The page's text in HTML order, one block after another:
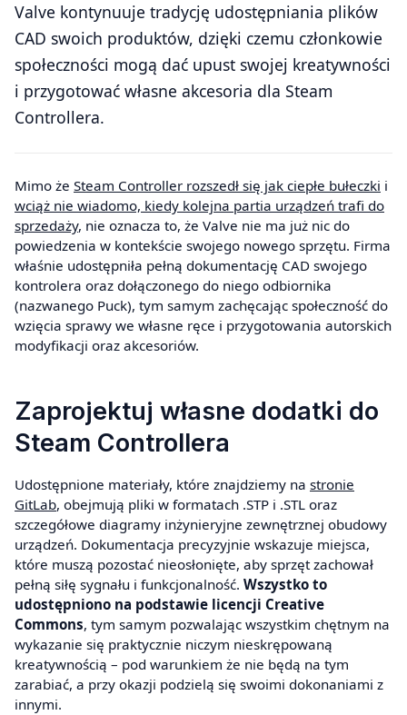
Valve kontynuuje tradycję udostępniania plików
CAD swoich produktów, dzięki czemu członkowie
społeczności mogą dać upust swojej kreatywności
i przygotować własne akcesoria dla Steam
Controllera.
Mimo że Steam Controller rozszedł się jak ciepłe bułeczki i
wciąż nie wiadomo, kiedy kolejna partia urządzeń trafi do
sprzedaży, nie oznacza to, że Valve nie ma już nic do
powiedzenia w kontekście swojego nowego sprzętu. Firma
właśnie udostępniła pełną dokumentację CAD swojego
kontrolera oraz dołączonego do niego odbiornika
(nazwanego Puck), tym samym zachęcając społeczność do
wzięcia sprawy we własne ręce i przygotowania autorskich
modyfikacji oraz akcesoriów.
Zaprojektuj własne dodatki do
Steam Controllera
Udostępnione materiały, które znajdziemy na stronie
GitLab, obejmują pliki w formatach .STP i .STL oraz
szczegółowe diagramy inżynieryjne zewnętrznej obudowy
urządzeń. Dokumentacja precyzyjnie wskazuje miejsca,
które muszą pozostać nieosłonięte, aby sprzęt zachował
pełną siłę sygnału i funkcjonalność. Wszystko to
udostępniono na podstawie licencji Creative
Commons, tym samym pozwalając wszystkim chętnym na
wykazanie się praktycznie niczym nieskrępowaną
kreatywnością – pod warunkiem że nie będą na tym
zarabiać, a przy okazji podzielą się swoimi dokonaniami z
innymi.